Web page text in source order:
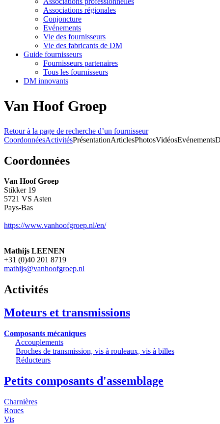
Associations régionales
Conjoncture
Evénements
Vie des fournisseurs
Vie des fabricants de DM
Guide fournisseurs
Fournisseurs partenaires
Tous les fournisseurs
DM innovants
Van Hoof Groep
Retour à la page de recherche d’un fournisseur
CoordonnéesActivitésPrésentationArticlesPhotosVidéosEvénements
Coordonnées
Van Hoof Groep
Stikker 19
5721 VS Asten
Pays-Bas
https://www.vanhoofgroep.nl/en/
Mathijs LEENEN
+31 (0)40 201 8719
mathijs@vanhoofgroep.nl
Activités
Moteurs et transmissions
Composants mécaniques
Accouplements
Broches de transmission, vis à rouleaux, vis à billes
Réducteurs
Petits composants d'assemblage
Charnières
Roues
Vis